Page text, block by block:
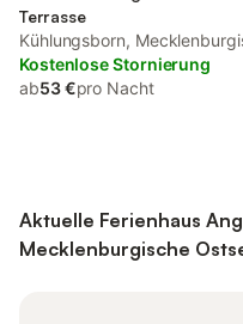
Terrasse
Kühlungsborn,
Ostseeküste
Kostenlose Stornierung
ab53 €pro Nacht
Aktuelle Ferienhaus
Mecklenburgische